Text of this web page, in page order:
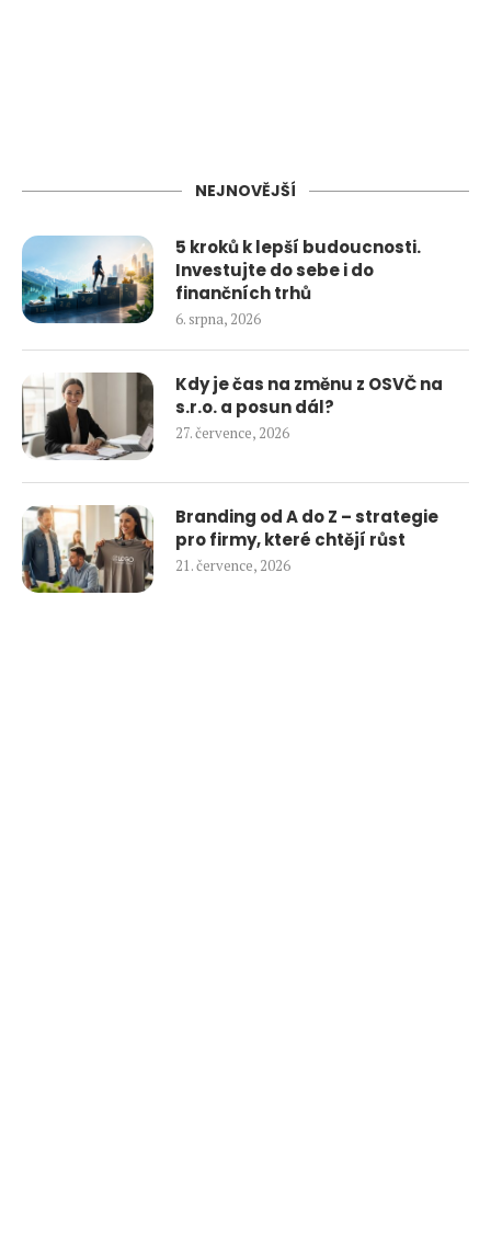
NEJNOVĚJŠÍ
5 kroků k lepší budoucnosti.
Investujte do sebe i do
finančních trhů
6. srpna, 2026
Kdy je čas na změnu z OSVČ na
s.r.o. a posun dál?
27. července, 2026
Branding od A do Z – strategie
pro firmy, které chtějí růst
21. července, 2026